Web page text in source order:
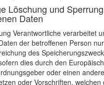
Löschung und
Daten
Verantwortliche verarbeitet
der betroffenen Person
des
dies durch den
oder einen
oder Vorschriften, welchen